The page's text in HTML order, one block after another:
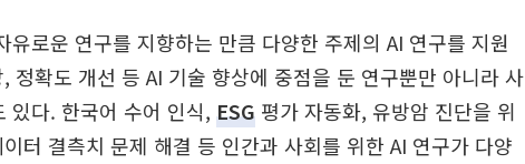
유로운 연구를 지향하는 만큼 다양한 주제의 AI 연구를 지원
정확도 개선 등 AI 기술 향상에 중점을 둔 연구뿐만 아니라 사
있다. 한국어 수어 인식, ESG 평가 자동화, 유방암 진단을 위
터 결측치 문제 해결 등 인간과 사회를 위한 AI 연구가 다양